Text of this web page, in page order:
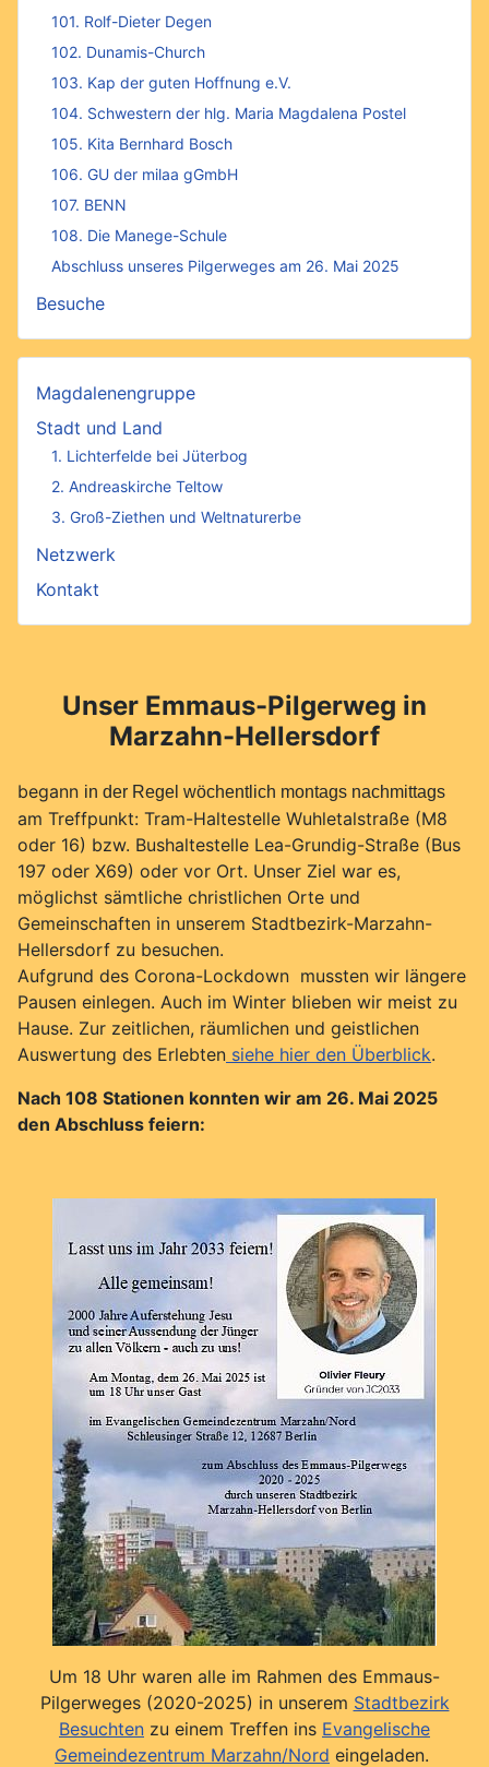
101. Rolf-Dieter Degen
102. Dunamis-Church
103. Kap der guten Hoffnung e.V.
104. Schwestern der hlg. Maria Magdalena Postel
105. Kita Bernhard Bosch
106. GU der milaa gGmbH
107. BENN
108. Die Manege-Schule
Abschluss unseres Pilgerweges am 26. Mai 2025
Besuche
Magdalenengruppe
Stadt und Land
1. Lichterfelde bei Jüterbog
2. Andreaskirche Teltow
3. Groß-Ziethen und Weltnaturerbe
Netzwerk
Kontakt
Unser Emmaus-Pilgerweg in
Marzahn-Hellersdorf
begann in der Regel wöchentlich montags nachmittags
am Treffpunkt: Tram-Haltestelle Wuhletalstraße (M8
oder 16) bzw. Bushaltestelle Lea-Grundig-Straße (Bus
197 oder X69) oder vor Ort. Unser Ziel war es,
möglichst sämtliche christlichen Orte und
Gemeinschaften in unserem Stadtbezirk-Marzahn-
Hellersdorf zu besuchen.
Aufgrund des Corona-Lockdown mussten wir längere
Pausen einlegen. Auch im Winter blieben wir meist zu
Hause. Zur zeitlichen, räumlichen und geistlichen
Auswertung des Erlebten siehe hier den Überblick.
Nach 108 Stationen konnten wir am 26. Mai 2025
den Abschluss feiern:
Um 18 Uhr waren alle im Rahmen des Emmaus-
Pilgerweges (2020-2025) in unserem Stadtbezirk
Besuchten zu einem Treffen ins Evangelische
Gemeindezentrum Marzahn/Nord eingeladen.